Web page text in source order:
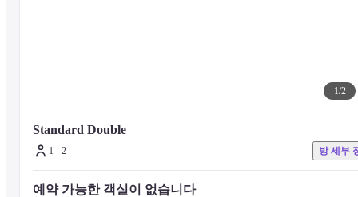
■ 객실에 대해
1/2
Standard Double
1 - 2 방 세부
예약 가능한 객실이 없습니다